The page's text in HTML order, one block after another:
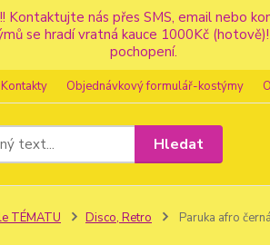
!!! Kontaktujte nás přes SMS, email
se hradí vratná kauce 1000Kč
pochopení.
Kontakty Objednávkový formulář-kostýmy
Hledat
TÉMATU Disco, Retro Paruka afro černá